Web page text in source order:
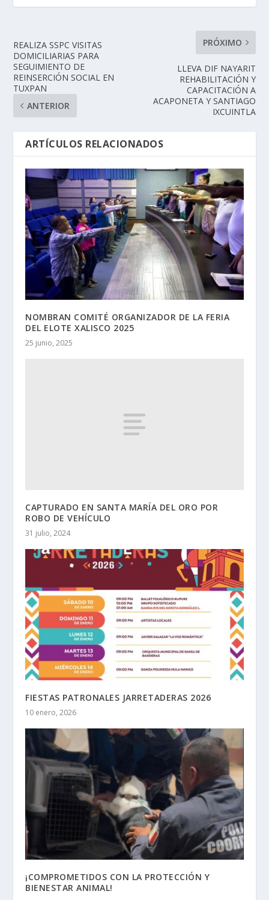
REALIZA SSPC VISITAS
DOMICILIARIAS PARA
SEGUIMIENTO DE
REINSERCIÓN SOCIAL EN
TUXPAN
ANTERIOR
PRÓXIMO
LLEVA DIF NAYARIT
REHABILITACIÓN Y
CAPACITACIÓN A
ACAPONETA Y SANTIAGO
IXCUINTLA
ARTÍCULOS RELACIONADOS
NOMBRAN COMITÉ ORGANIZADOR DE LA FERIA
DEL ELOTE XALISCO 2025
25 junio, 2025
CAPTURADO EN SANTA MARÍA DEL ORO POR
ROBO DE VEHÍCULO
31 julio, 2024
FIESTAS PATRONALES JARRETADERAS 2026
10 enero, 2026
¡COMPROMETIDOS CON LA PROTECCIÓN Y
BIENESTAR ANIMAL!